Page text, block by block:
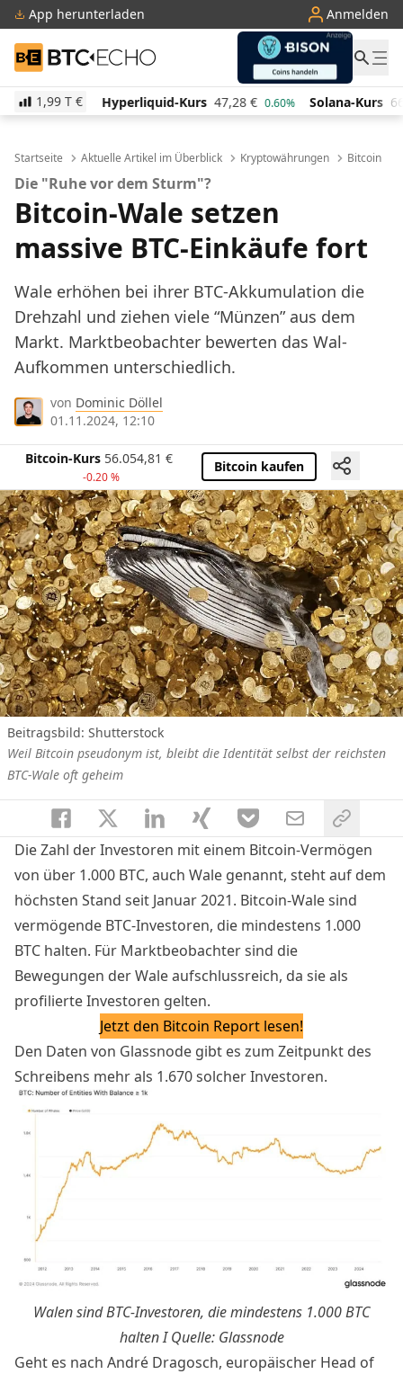
App herunterladen Anmelden
BTC-ECHO
1,99 T €
Hyperliquid-Kurs 47,28 € 0.60% Solana-Kurs 66,00 € 2.30%
Startseite Aktuelle Artikel im Überblick Kryptowährungen Bitcoin
Die "Ruhe vor dem Sturm"?
Bitcoin-Wale setzen
massive BTC-Einkäufe fort
Wale erhöhen bei ihrer BTC-Akkumulation die
Drehzahl und ziehen viele “Münzen” aus dem
Markt. Marktbeobachter bewerten das Wal-
Aufkommen unterschiedlich.
von Dominic Döllel
01.11.2024, 12:10
Bitcoin-Kurs 56.054,81 €
-0.20 %
Bitcoin kaufen
Beitragsbild: Shutterstock
Weil Bitcoin pseudonym ist, bleibt die Identität selbst der reichsten
BTC-Wale oft geheim
Die Zahl der Investoren mit einem Bitcoin-Vermögen
von über 1.000 BTC, auch Wale genannt, steht auf dem
höchsten Stand seit Januar 2021. Bitcoin-Wale sind
vermögende BTC-Investoren, die mindestens 1.000
BTC halten. Für Marktbeobachter sind die
Bewegungen der Wale aufschlussreich, da sie als
profilierte Investoren gelten.
Jetzt den Bitcoin Report lesen!
Den Daten von Glassnode gibt es zum Zeitpunkt des
Schreibens mehr als 1.670 solcher Investoren.
Walen sind BTC-Investoren, die mindestens 1.000 BTC
halten I Quelle: Glassnode
Geht es nach André Dragosch, europäischer Head of